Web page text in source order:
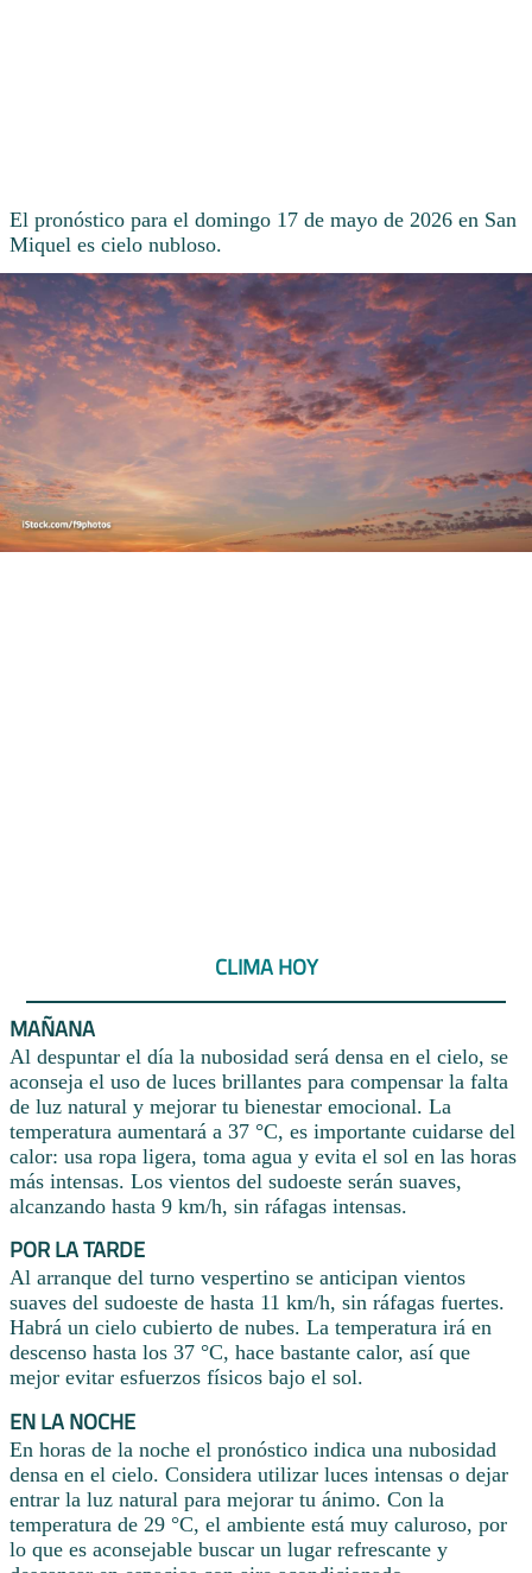
El pronóstico para el domingo 17 de mayo de 2026 en San
Miquel es cielo nubloso.
CLIMA HOY
MAÑANA
Al despuntar el día la nubosidad será densa en el cielo, se
aconseja el uso de luces brillantes para compensar la falta
de luz natural y mejorar tu bienestar emocional. La
temperatura aumentará a 37 °C, es importante cuidarse del
calor: usa ropa ligera, toma agua y evita el sol en las horas
más intensas. Los vientos del sudoeste serán suaves,
alcanzando hasta 9 km/h, sin ráfagas intensas.
POR LA TARDE
Al arranque del turno vespertino se anticipan vientos
suaves del sudoeste de hasta 11 km/h, sin ráfagas fuertes.
Habrá un cielo cubierto de nubes. La temperatura irá en
descenso hasta los 37 °C, hace bastante calor, así que
mejor evitar esfuerzos físicos bajo el sol.
EN LA NOCHE
En horas de la noche el pronóstico indica una nubosidad
densa en el cielo. Considera utilizar luces intensas o dejar
entrar la luz natural para mejorar tu ánimo. Con la
temperatura de 29 °C, el ambiente está muy caluroso, por
lo que es aconsejable buscar un lugar refrescante y